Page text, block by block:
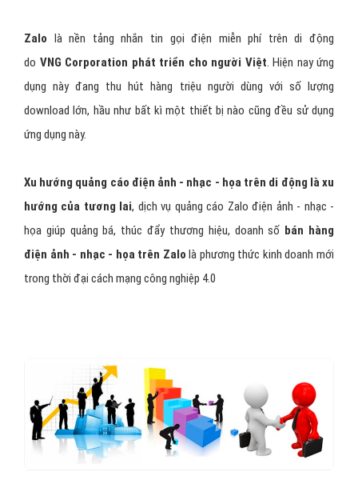
Zalo là nền tảng nhắn tin gọi điện miễn phí trên di động
do VNG Corporation phát triển cho người Việt. Hiện nay ứng
dụng này đang thu hút hàng triệu người dùng với số lượng
download lớn, hầu như bất kì một thiết bị nào cũng đều sử dụng
ứng dụng này.
Xu hướng quảng cáo điện ảnh - nhạc - họa trên di động là xu
hướng của tương lai, dịch vụ quảng cáo Zalo điện ảnh - nhạc -
họa giúp quảng bá, thúc đẩy thương hiệu, doanh số bán hàng
điện ảnh - nhạc - họa trên Zalo là phương thức kinh doanh mới
trong thời đại cách mạng công nghiệp 4.0